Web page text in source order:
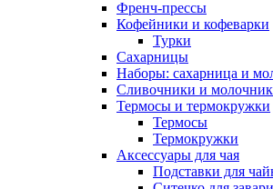
Френч-прессы
Кофейники и кофеварки
Турки
Сахарницы
Наборы: сахарница и
Сливочники и
Термосы и термокружки
Термосы
Термокружки
Аксессуары для чая
Подставки для